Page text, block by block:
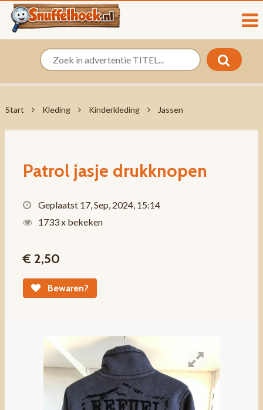
Start Kleding Kinderkleding Jassen
Patrol jasje drukknopen
Geplaatst 17, Sep, 2024, 15:14
1733 x bekeken
€ 2,50
Bewaren?